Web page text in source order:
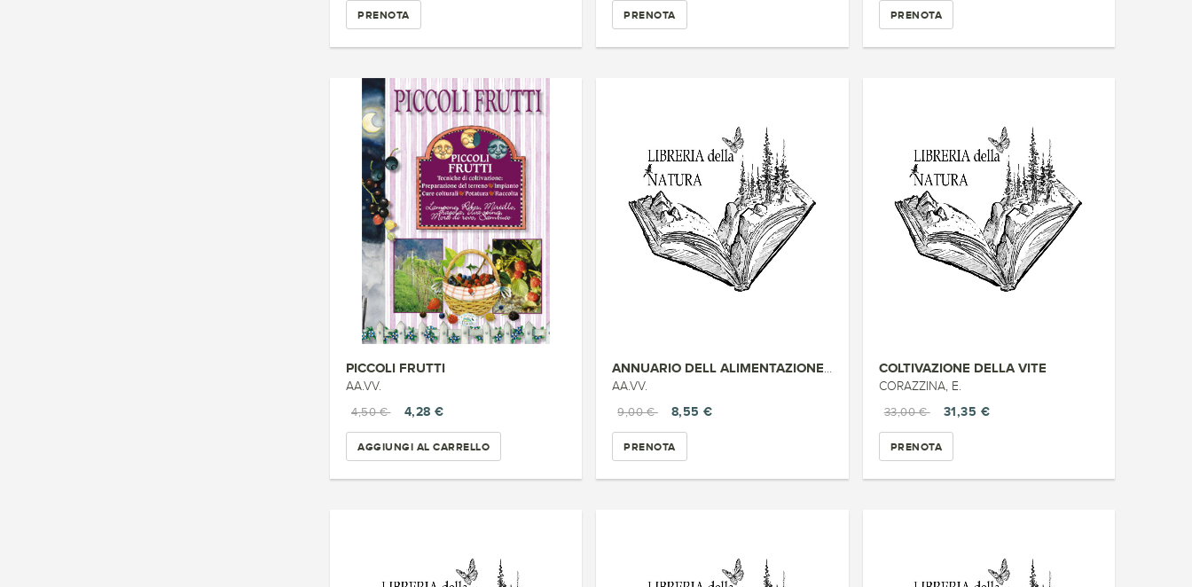
PRENOTA PRENOTA PRENOTA
PICCOLI FRUTTI
AA.VV.
4,50 €
4,28 €
AGGIUNGI AL CARRELLO
ANNUARIO DELL ALIMENTAZIONE NA...
AA.VV.
9,00 €
8,55 €
PRENOTA
COLTIVAZIONE DELLA VITE
CORAZZINA, E.
33,00 €
31,35 €
PRENOTA